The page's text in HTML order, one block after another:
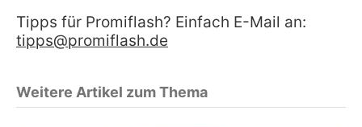
Tipps für Promiflash? Einfach E-Mail an:
tipps@promiflash.de
Weitere Artikel zum Thema